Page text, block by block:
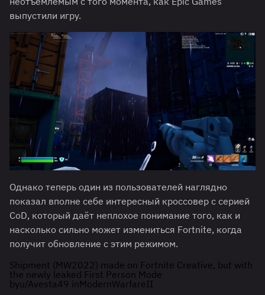
выпустили игру.
Однако теперь один из пользователей наглядно
показал вполне себе интересный кроссовер с серией
CoD, который даёт неплохое понимание того, как и
насколько сильно может измениться Fortnite, когда
получит обновление с этим режимом.
Shipment (MW2022) made on Fortnite Creative, but with
the newly leaked First Person Mode
byu/Avesta49 inModernWarfareII